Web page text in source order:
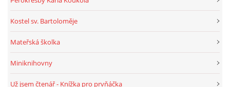
Kostel sv. Bartoloměje
Mateřská školka
Miniknihovny
Už jsem čtenář - Knížka pro prvňáčka